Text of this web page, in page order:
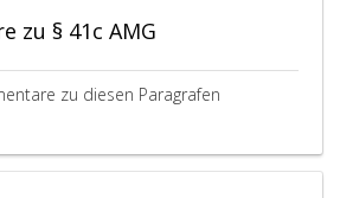
gilt
zu § 41c AMG
zu diesen Paragrafen